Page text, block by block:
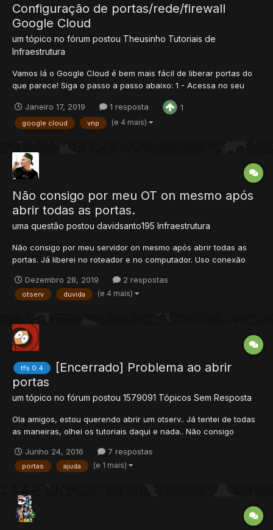
Configuração de portas/rede/firewall
Google Cloud
um tópico no fórum postou Theusinho Tutoriais de
Infraestrutura
Vamos lá o Google Cloud é bem mais fácil de liberar portas do
que parece! Siga o passo a passo abaixo: 1 - Acessa no seu
Criar nova Regra de Firewall 3 - Siga o seguinte passo a passo:
Ps: Cr...
Janeiro 17, 2019 1 resposta 1
google cloud vnp (e 4 mais)
Não consigo por meu OT on mesmo após
abrir todas as portas.
uma questão postou davidsanto195 Infraestrutura
Não consigo por meu servidor on mesmo após abrir todas as
portas. Já liberei no roteador e no computador. Uso conexão
tipo de internet pode-se abrir um servidor de tibia? Preciso
muito da ajuda de vocês, crio otserv a muito t...
Dezembro 28, 2019 2 respostas
otserv duvida (e 4 mais)
tfs 0.4
[Encerrado] Problema ao abrir
portas
um tópico no fórum postou 1579091 Tópicos Sem Resposta
Ola amigos, estou querendo abrir um otserv.. Já tentei de todas
as maneiras, olhei os tutoriais daqui e nada.. Não consigo
Tentei abri as portas do firewall do windows e ao que tudo
indica deu certo... Mas ainda assim não é possivel s...
Junho 24, 2016 7 respostas
portas ajuda (e 1 mais)